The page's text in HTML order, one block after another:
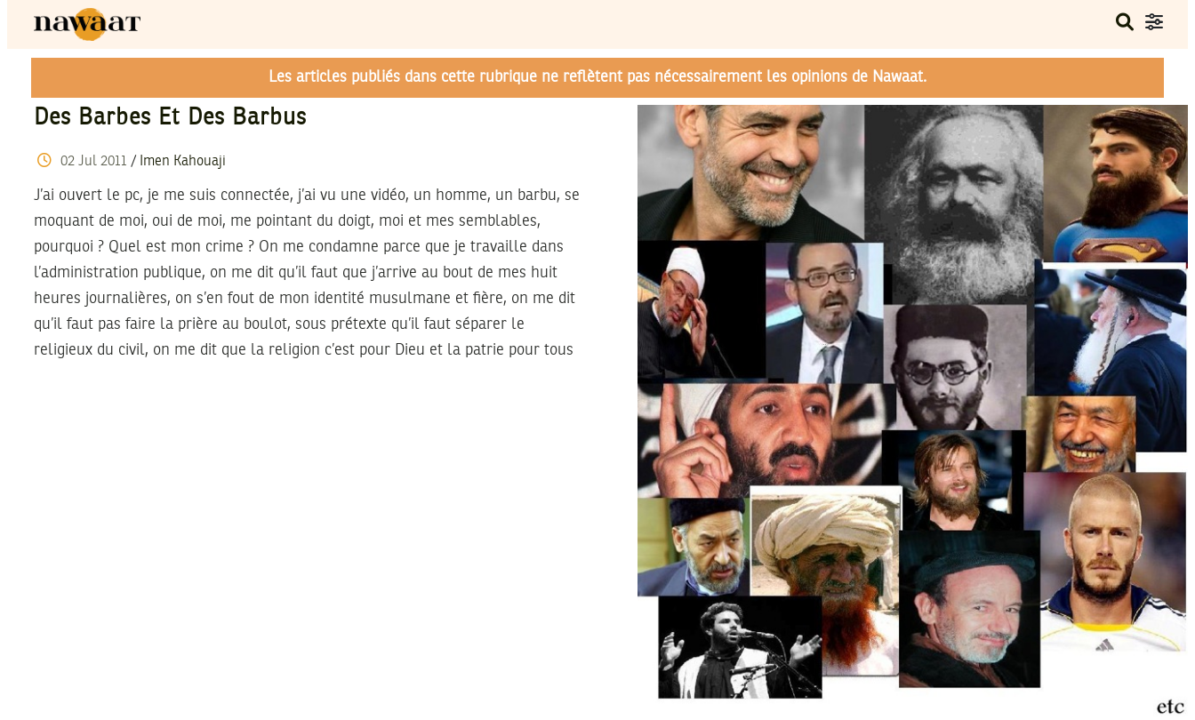
Les articles publiés dans cette rubrique ne reflètent pas nécessairement les opinions de Nawaat.
Des Barbes Et Des Barbus
02 Jul 2011 / Imen Kahouaji
J’ai ouvert le pc, je me suis connectée, j’ai vu une vidéo, un homme, un barbu, se
moquant de moi, oui de moi, me pointant du doigt, moi et mes semblables,
pourquoi ? Quel est mon crime ? On me condamne parce que je travaille dans
l’administration publique, on me dit qu’il faut que j’arrive au bout de mes huit
heures journalières, on s’en fout de mon identité musulmane et fière, on me dit
qu’il faut pas faire la prière au boulot, sous prétexte qu’il faut séparer le
religieux du civil, on me dit que la religion c’est pour Dieu et la patrie pour tous